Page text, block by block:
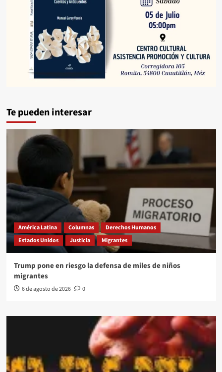
Te pueden interesar
América Latina Columnas
Derechos Humanos
Estados Unidos
Justicia Migrantes
Trump pone en riesgo la defensa de miles de niños
migrantes
6 de agosto de 2026 0